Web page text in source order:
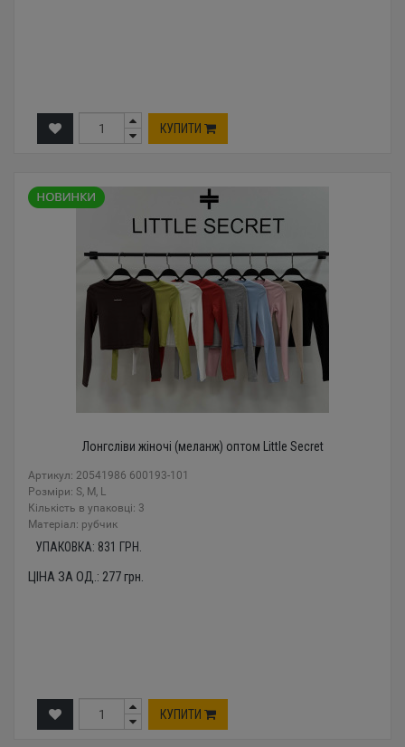
КУПИТИ
Лонгсліви жіночі (меланж) оптом Little Secret
Артикул: 20541986 600193-101
Розміри: S, M, L
Кількість в упаковці: 3
Mатеріал: рубчик
УПАКОВКА: 831 ГРН.
ЦІНА ЗА ОД.: 277грн.
КУПИТИ